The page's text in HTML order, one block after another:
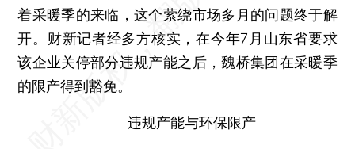
着采暖季的来临，这个萦绕市场多月的问题终于解
开。财新记者经多方核实，在今年7月山东省要求
该企业关停部分违规产能之后，魏桥集团在采暖季
的限产得到豁免。
违规产能与环保限产